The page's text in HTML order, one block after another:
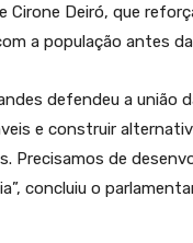
Cirone Deiró, que
a população antes
defendeu a união
e construir
Precisamos de
concluiu o